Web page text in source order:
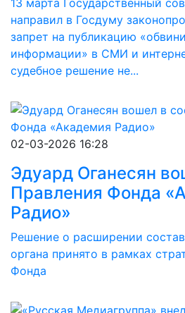
13 марта Государственный
направил в Госдуму
запрет на публикацию
информации» в СМИ и
судебное решение не...
02-03-2026 16:28
Эдуард Оганесян
Правления Фонда
Радио»
Решение о расширении
органа принято в рамках
Фонда